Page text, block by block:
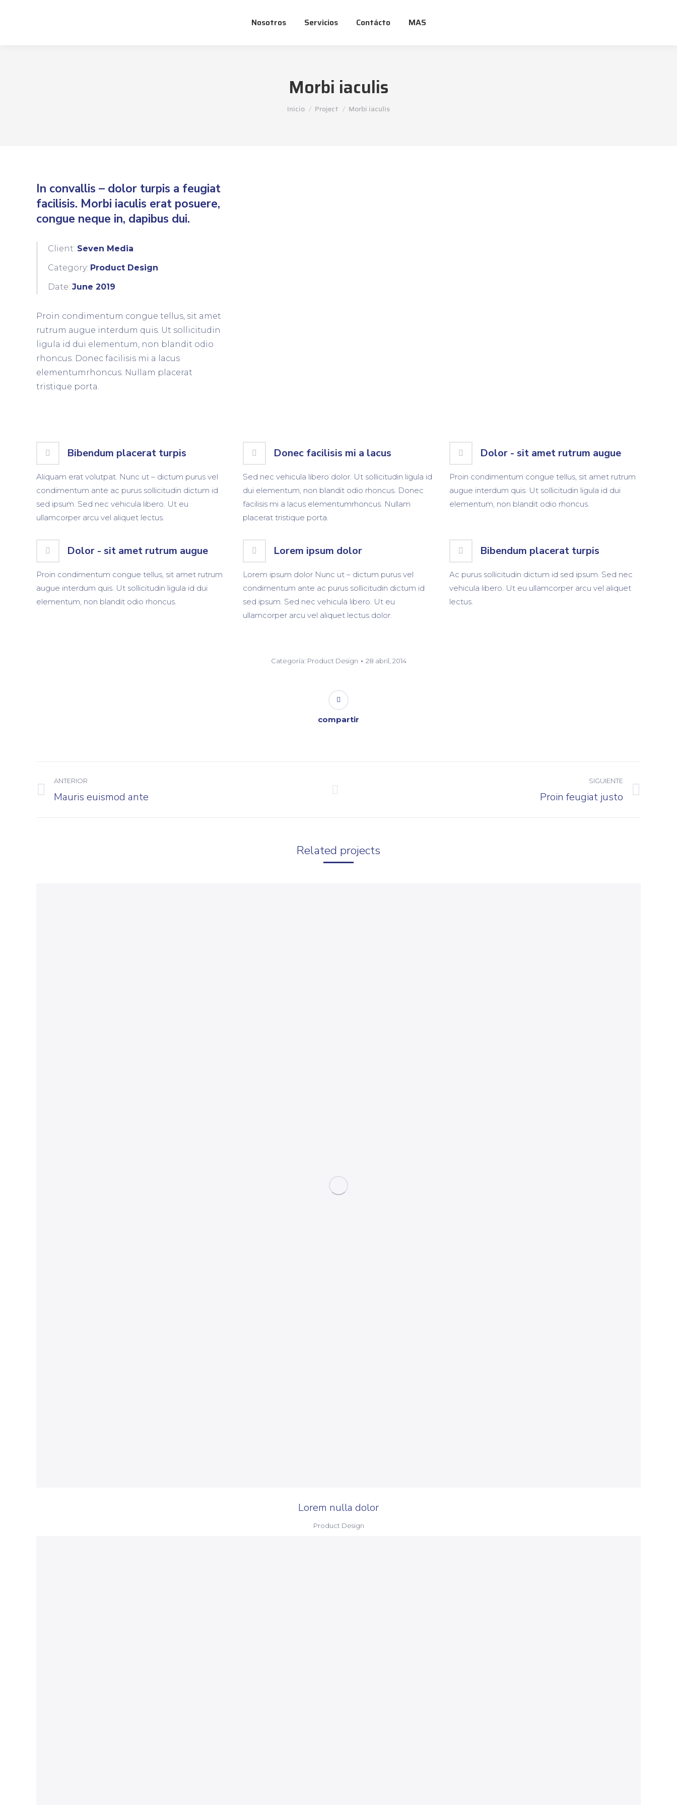
Nosotros Servicios Contácto MAS
Morbi iaculis
Estás aquí:
Inicio Project Morbi iaculis
In convallis – dolor turpis a feugiat
facilisis. Morbi iaculis erat posuere,
congue neque in, dapibus dui.
Client: Seven Media
Category: Product Design
Date: June 2019
Proin condimentum congue tellus, sit amet
rutrum augue interdum quis. Ut sollicitudin
ligula id dui elementum, non blandit odio
rhoncus. Donec facilisis mi a lacus
elementumrhoncus. Nullam placerat
tristique porta.
Bibendum placerat turpis
Aliquam erat volutpat. Nunc ut – dictum purus vel
condimentum ante ac purus sollicitudin dictum id
sed ipsum. Sed nec vehicula libero. Ut eu
ullamcorper arcu vel aliquet lectus.
Donec facilisis mi a lacus
Sed nec vehicula libero dolor. Ut sollicitudin ligula id
dui elementum, non blandit odio rhoncus. Donec
facilisis mi a lacus elementumrhoncus. Nullam
placerat tristique porta.
Dolor - sit amet rutrum augue
Proin condimentum congue tellus, sit amet rutrum
augue interdum quis. Ut sollicitudin ligula id dui
elementum, non blandit odio rhoncus.
Dolor - sit amet rutrum augue
Proin condimentum congue tellus, sit amet rutrum
augue interdum quis. Ut sollicitudin ligula id dui
elementum, non blandit odio rhoncus.
Lorem ipsum dolor
Lorem ipsum dolor Nunc ut – dictum purus vel
condimentum ante ac purus sollicitudin dictum id
sed ipsum. Sed nec vehicula libero. Ut eu
ullamcorper arcu vel aliquet lectus dolor.
Bibendum placerat turpis
Ac purus sollicitudin dictum id sed ipsum. Sed nec
vehicula libero. Ut eu ullamcorper arcu vel aliquet
lectus.
Categoría: Product Design 28 abril, 2014
compartir
entre
ANTERIOR
Proyecto
Mauris euismod ante
SIGUIENTE
Proin feugiat justo
Related projects
Lorem nulla dolor
Product Design